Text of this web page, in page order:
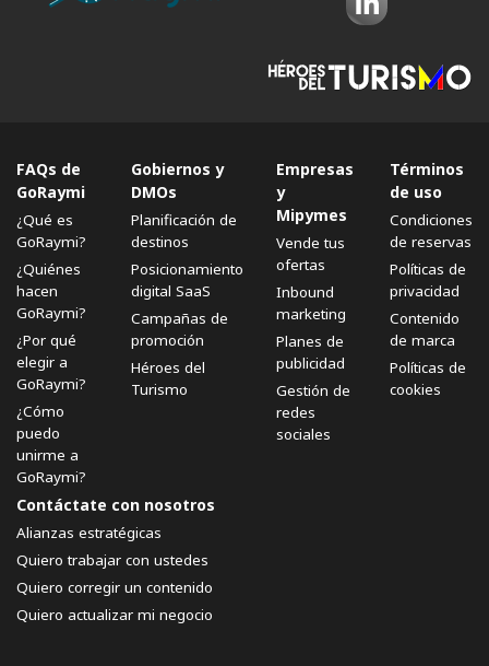
FAQs de
GoRaymi
¿Qué es
GoRaymi?
¿Quiénes
hacen
GoRaymi?
¿Por qué
elegir a
GoRaymi?
¿Cómo
puedo
unirme a
GoRaymi?
Gobiernos y
DMOs
Planificación de
destinos
Posicionamiento
digital SaaS
Campañas de
promoción
Héroes del
Turismo
Empresas
y
Mipymes
Vende tus
ofertas
Inbound
marketing
Planes de
publicidad
Gestión de
redes
sociales
Términos
de uso
Condiciones
de reservas
Políticas de
privacidad
Contenido
de marca
Políticas de
cookies
Contáctate con nosotros
Alianzas estratégicas
Quiero trabajar con ustedes
Quiero corregir un contenido
Quiero actualizar mi negocio